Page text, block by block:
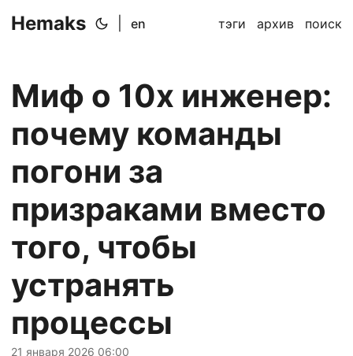
Hemaks en тэги архив поиск
Миф о 10х инженер:
почему команды
погони за
призраками вместо
того, чтобы
устранять
процессы
21 января 2026 06:00